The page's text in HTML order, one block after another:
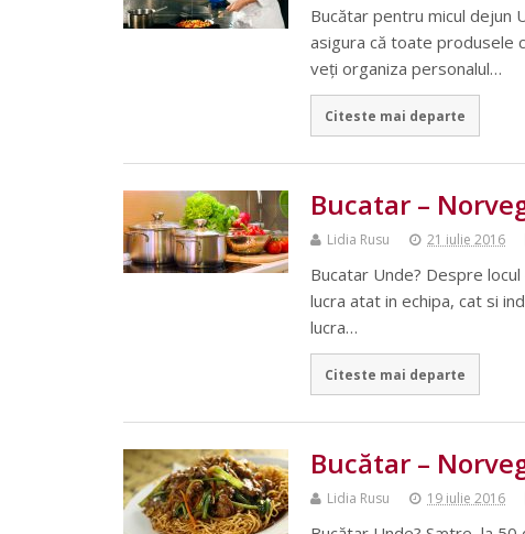
Bucătar pentru micul dejun
asigura că toate produsele
veți organiza personalul…
Citeste mai departe
Bucatar –
Lidia Rusu 21 iulie 2016
Bucatar Unde? Despre
lucra atat in echipa, cat si
lucra…
Citeste mai departe
Bucătar –
Lidia Rusu 19 iulie 2016